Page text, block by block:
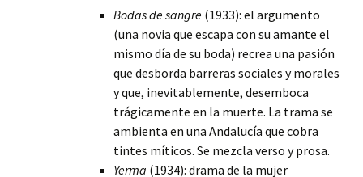
Bodas de sangre (1933): el argumento
(una novia que escapa con su amante el
mismo día de su boda) recrea una pasión
que desborda barreras sociales y morales
y que, inevitablemente, desemboca
trágicamente en la muerte. La trama se
ambienta en una Andalucía que cobra
tintes míticos. Se mezcla verso y prosa.
Yerma (1934): drama de la mujer